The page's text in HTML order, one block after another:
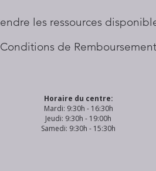
les ressources
Conditions de Remboursement
Horaire du centre:
Mardi: 9:30h - 16:30h
Jeudi: 9:30h - 19:00h
Samedi: 9:30h - 15:30h